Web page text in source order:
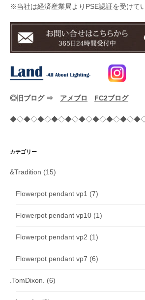
※当社は経済産業局よりPSE認証を受けて
◎旧ブログ ⇒ アメブロ FC2ブログ
カテゴリー
&Tradition (15)
Flowerpot pendant vp1 (7)
Flowerpot pendant vp10 (1)
Flowerpot pendant vp2 (1)
Flowerpot pendant vp7 (6)
.TomDixon. (6)